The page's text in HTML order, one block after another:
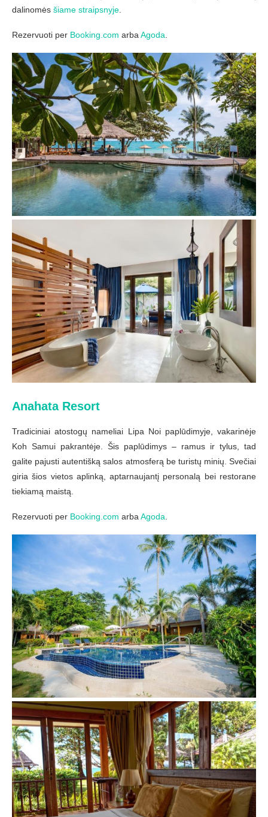
dalinomės šiame straipsnyje
Rezervuoti per Booking.com arba Agoda
Anahata Resort
Tradiciniai atostogų nameliai Lipa Noi paplūdimyje, vakarinėje
Koh Samui pakrantėje. Šis paplūdimys – ramus ir tylus, tad
galite pajusti autentišką salos atmosferą be turistų minių. Svečiai
giria šios vietos aplinką, aptarnaujantį personalą bei restorane
tiekiamą maistą.
Rezervuoti per Booking.com arba Agoda